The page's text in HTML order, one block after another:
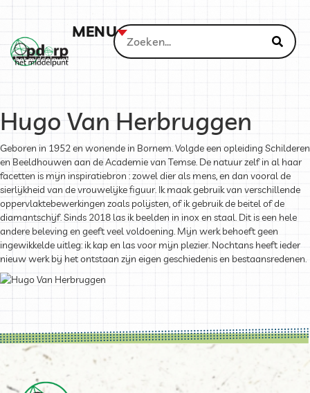
MENU
Hugo Van Herbruggen
Geboren in 1952 en wonende in Bornem. Volgde een opleiding Schilderen
en Beeldhouwen aan de Academie van Temse. De natuur zelf in al haar
facetten is mijn inspiratiebron : zowel dier als mens, en dan vooral de
sierlijkheid van de vrouwelijke figuur. Ik maak gebruik van verschillende
oppervlaktebewerkingen zoals polijsten, of ik gebruik de beitel of de
diamantschijf. Sinds 2018 las ik beelden in inox en staal. Dit is een hele
andere beleving en geeft veel voldoening. Mijn werk behoeft geen
ingewikkelde uitleg: ik kap en las voor mijn plezier. Nochtans heeft ieder
nieuw werk bij het ontstaan zijn eigen geschiedenis en bestaansredenen.